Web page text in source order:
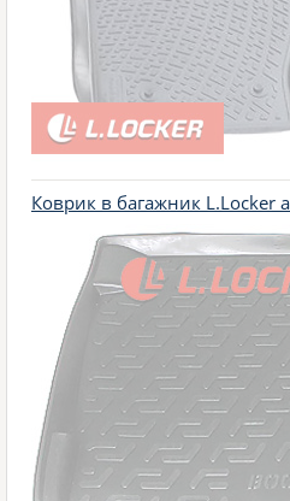
Коврик в багажник L.Locker